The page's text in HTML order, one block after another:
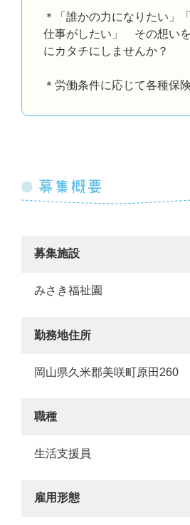
＊「誰かの力になりたい」
仕事がしたい」 その想い
にカタチにしませんか？
＊労働条件に応じて各種保
募集施設
みさき福祉園
勤務地住所
岡山県久米郡美咲町原田260
職種
生活支援員
雇用形態